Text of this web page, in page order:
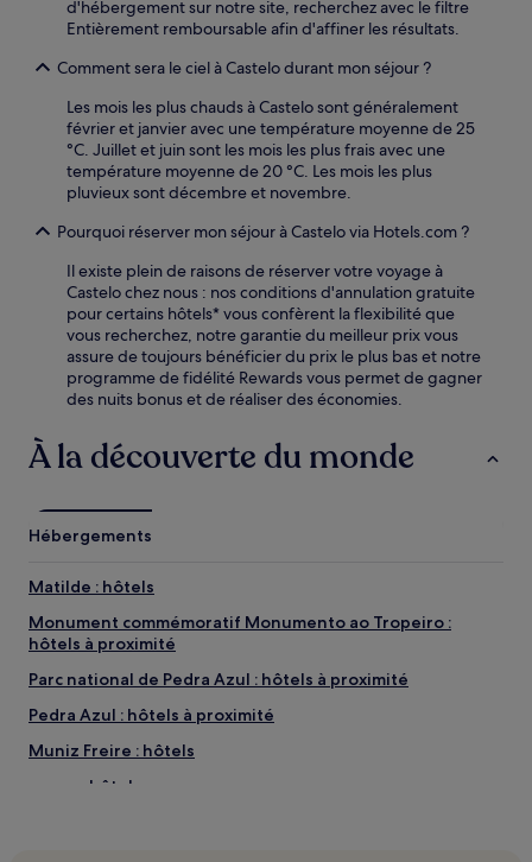
d'hébergement sur notre site, recherchez avec le filtre
Entièrement remboursable afin d'affiner les résultats.
Comment sera le ciel à Castelo durant mon séjour ?
Les mois les plus chauds à Castelo sont généralement
février et janvier avec une température moyenne de 25
°C. Juillet et juin sont les mois les plus frais avec une
température moyenne de 20 °C. Les mois les plus
pluvieux sont décembre et novembre.
Pourquoi réserver mon séjour à Castelo via Hotels.com ?
Il existe plein de raisons de réserver votre voyage à
Castelo chez nous : nos conditions d'annulation gratuite
pour certains hôtels* vous confèrent la flexibilité que
vous recherchez, notre garantie du meilleur prix vous
assure de toujours bénéficier du prix le plus bas et notre
programme de fidélité Rewards vous permet de gagner
des nuits bonus et de réaliser des économies.
À la découverte du monde
Hébergements
Matilde : hôtels
Monument commémoratif Monumento ao Tropeiro :
hôtels à proximité
Parc national de Pedra Azul : hôtels à proximité
Pedra Azul : hôtels à proximité
Muniz Freire : hôtels
Itaoca : hôtels